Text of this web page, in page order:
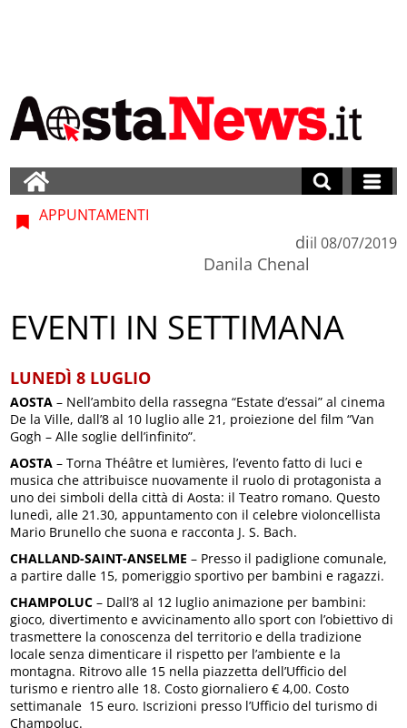
APPUNTAMENTI
di
Danila Chenal
il 08/07/2019
EVENTI IN SETTIMANA
LUNEDÌ 8 LUGLIO
AOSTA – Nell’ambito della rassegna “Estate d’essai” al cinema
De la Ville, dall’8 al 10 luglio alle 21, proiezione del film “Van
Gogh – Alle soglie dell’infinito”.
AOSTA – Torna Théâtre et lumières, l’evento fatto di luci e
musica che attribuisce nuovamente il ruolo di protagonista a
uno dei simboli della città di Aosta: il Teatro romano. Questo
lunedì, alle 21.30, appuntamento con il celebre violoncellista
Mario Brunello che suona e racconta J. S. Bach.
CHALLAND-SAINT-ANSELME – Presso il padiglione comunale,
a partire dalle 15, pomeriggio sportivo per bambini e ragazzi.
CHAMPOLUC – Dall’8 al 12 luglio animazione per bambini:
gioco, divertimento e avvicinamento allo sport con l’obiettivo di
trasmettere la conoscenza del territorio e della tradizione
locale senza dimenticare il rispetto per l’ambiente e la
montagna. Ritrovo alle 15 nella piazzetta dell’Ufficio del
turismo e rientro alle 18. Costo giornaliero € 4,00. Costo
settimanale 15 euro. Iscrizioni presso l’Ufficio del turismo di
Champoluc.